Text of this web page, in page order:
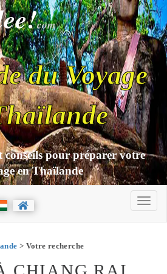
com
du Voyage
conseils pour préparer votre
en Thaïlande
> Votre recherche